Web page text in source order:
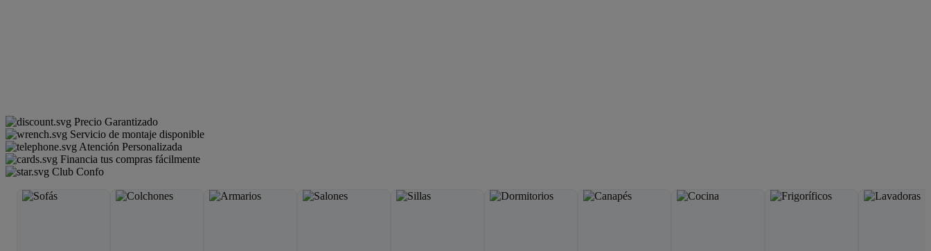
Precio Garantizado
Servicio de montaje disponible
Atención Personalizada
Financia tus compras fácilmente
Club Confo